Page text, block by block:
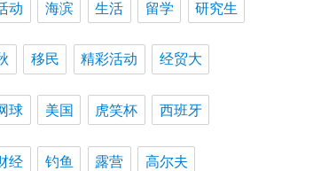
动 海滨 生活 留学 研究生
移民 精彩活动 经贸大
球 美国 虎笑杯 西班牙
经 钓鱼 露营 高尔夫